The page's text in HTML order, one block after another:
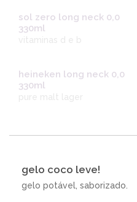
sol zero long neck 0,0
330ml
heineken long neck 0,0
330ml
gelo coco leve!
gelo potável, saborizado.